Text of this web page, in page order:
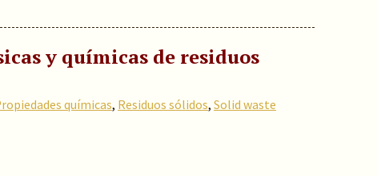
y químicas de residuos
químicas, Residuos sólidos, Solid waste